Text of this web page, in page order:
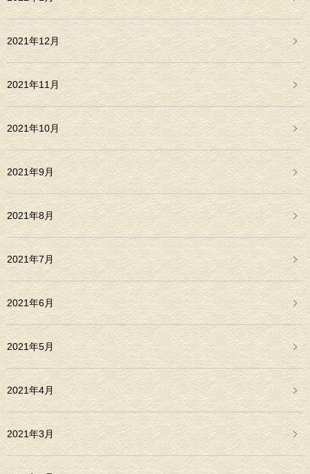
2021年12月
2021年11月
2021年10月
2021年9月
2021年8月
2021年7月
2021年6月
2021年5月
2021年4月
2021年3月